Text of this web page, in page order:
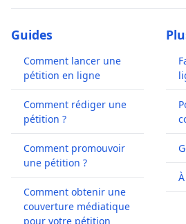
Guides
Comment lancer une
pétition en ligne
Comment rédiger une
pétition ?
Comment promouvoir
une pétition ?
Comment obtenir une
couverture médiatique
pour votre pétition